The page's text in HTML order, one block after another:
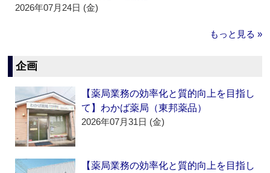
2026年07月24日 (金)
もっと見る »
企画
【薬局業務の効率化と質的向上を目指し
て】わかば薬局（東邦薬品）
2026年07月31日 (金)
【薬局業務の効率化と質的向上を目指し